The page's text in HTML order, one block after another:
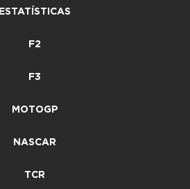
ESTATÍSTICAS
F2
F3
MOTOGP
NASCAR
TCR